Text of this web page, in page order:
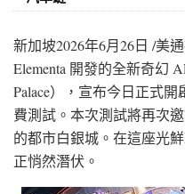
新加坡2026年6月26日 /美
Elementa 開發的全新奇幻
Palace），宣布今日正式
費測試。本次測試將再次
的都市白銀城。在這座光
正悄然潛伏。